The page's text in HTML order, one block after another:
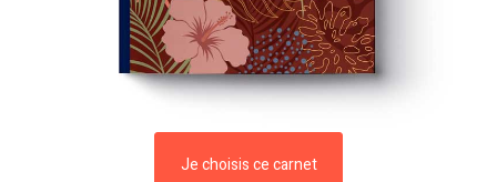
Je choisis ce carnet